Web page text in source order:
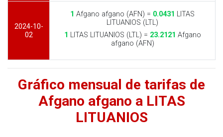
2024-10-
02
1 Afgano afgano (AFN) = 0.0431 LITAS
LITUANIOS (LTL)
1 LITAS LITUANIOS (LTL) = 23.2121 Afgano
afgano (AFN)
Gráfico mensual de tarifas de
Afgano afgano a LITAS
LITUANIOS